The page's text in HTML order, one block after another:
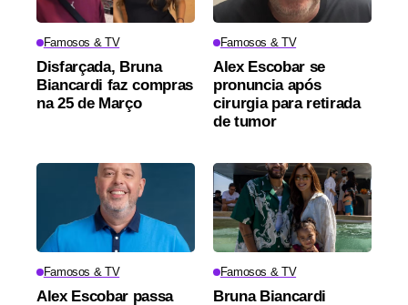
Famosos & TV
Disfarçada, Bruna
Biancardi faz compras
na 25 de Março
Famosos & TV
Alex Escobar se
pronuncia após
cirurgia para retirada
de tumor
Famosos & TV
Alex Escobar passa
Famosos & TV
Bruna Biancardi